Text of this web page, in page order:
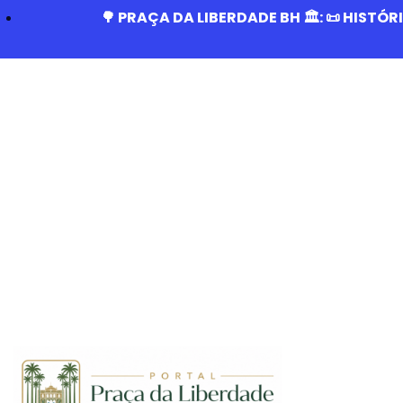
🌳 PRAÇA DA LIBERDADE BH 🏛️: 📜